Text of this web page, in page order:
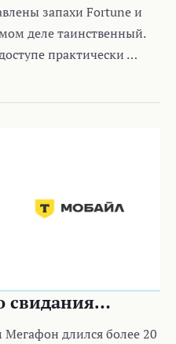
запахи Fortune и
деле таинственный.
практически …
свидания…
длился более 20